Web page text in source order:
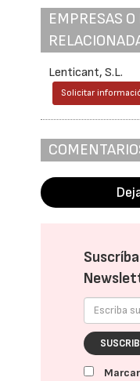
EMPRESAS
Lenticant, S.L.
Solicitar